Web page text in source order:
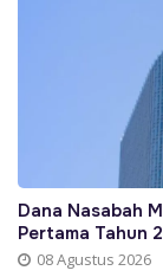
Dana Nasabah
Pertama Tahun
08 Agustus 2026